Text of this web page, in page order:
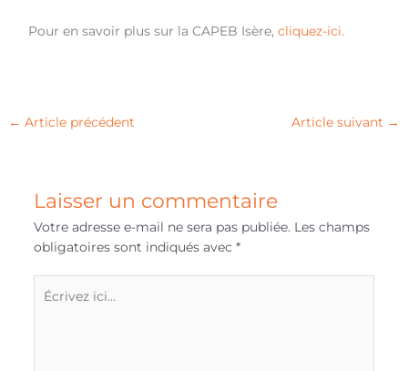
Pour en savoir plus sur la CAPEB Isère,cliquez-ici.
← Article précédent Article suivant →
Laisser un commentaire
Votre adresse e-mail ne sera pas publiée. Les champs
obligatoires sont indiqués avec *
ici…